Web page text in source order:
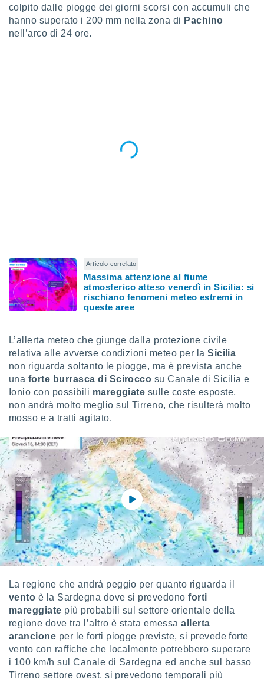
per
profili
dei
il
o la
di
e
i
per la
dei
la
del
delle
colpito dalle piogge dei giorni scorsi con accumuli che
hanno superato i 200 mm nella zona di Pachino
nell’arco di 24 ore.
Articolo correlato
Massima attenzione al fiume
atmosferico atteso venerdì in Sicilia: si
rischiano fenomeni meteo estremi in
queste aree
L’allerta meteo che giunge dalla protezione civile
relativa alle avverse condizioni meteo per laSicilia
non riguarda soltanto le piogge, ma è prevista anche
una forte burrasca di Scirocco su Canale di Sicilia e
Ionio con possibili mareggiate sulle coste esposte,
non andrà molto meglio sul Tirreno, che risulterà molto
mosso e a tratti agitato.
La regione che andrà peggio per quanto riguarda il
vento è la Sardegna dove si prevedonoforti
mareggiate più probabili sul settore orientale della
regione dove tra l’altro è stata emessaallerta
arancione per le forti piogge previste, si prevede forte
vento con raffiche che localmente potrebbero superare
i 100 km/h sul Canale di Sardegna ed anche sul basso
Tirreno settore ovest, si prevedono temporali più